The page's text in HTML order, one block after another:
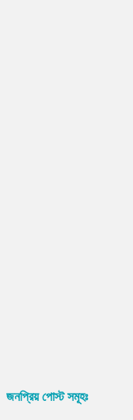
জনপ্রিয় পোস্ট সমূহঃ